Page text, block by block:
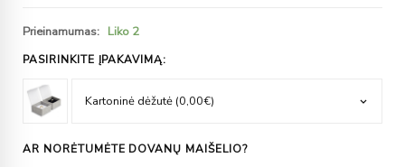
Prieinamumas: Liko 2
PASIRINKITE ĮPAKAVIMĄ:
AR NORĖTUMĖTE DOVANŲ MAIŠELIO?